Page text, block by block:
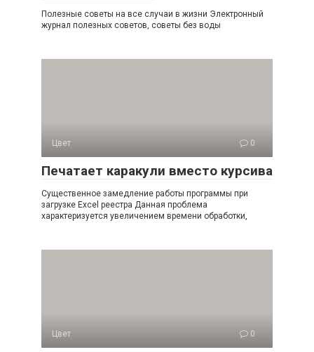
Полезные советы на все случаи в жизни Электронный
журнал полезных советов, советы без воды
Цвет 0
Печатает каракули вместо курсива
Существенное замедление работы программы при
загрузке Excel реестра Данная проблема
характеризуется увеличением времени обработки,
Цвет 0